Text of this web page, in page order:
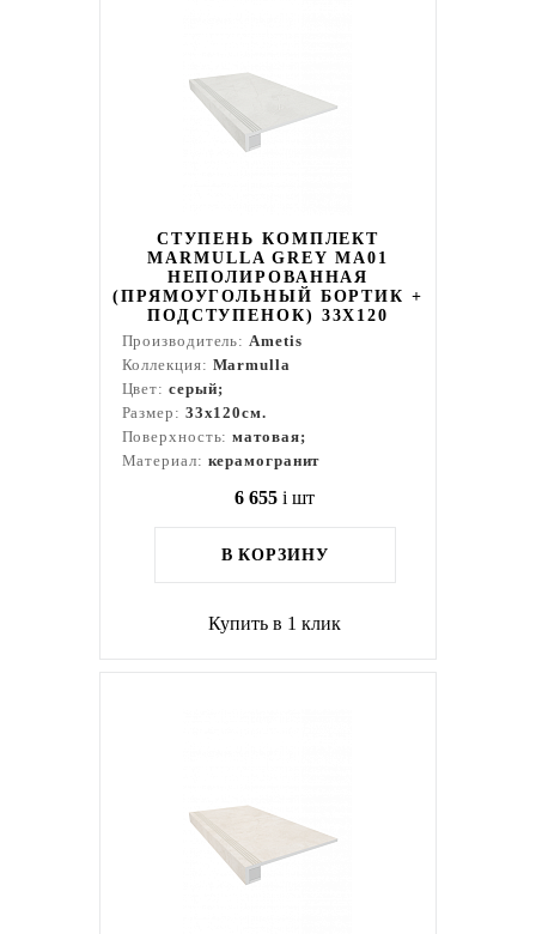
СТУПЕНЬ КОМПЛЕКТ
MARMULLA GREY MA01
НЕПОЛИРОВАННАЯ
(ПРЯМОУГОЛЬНЫЙ БОРТИК +
ПОДСТУПЕНОК) 33X120
Производитель:Ametis
Коллекция: Marmulla
Цвет: серый;
Размер: 33x120см.
Поверхность:матовая;
Материал: керамогранит
6 655 i шт
В КОРЗИНУ
Купить в 1 клик